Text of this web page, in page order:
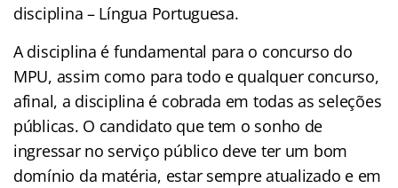
disciplina – Língua Portuguesa.
A disciplina é fundamental para o concurso do
MPU, assim como para todo e qualquer concurso,
afinal, a disciplina é cobrada em todas as seleções
públicas. O candidato que tem o sonho de
ingressar no serviço público deve ter um bom
domínio da matéria, estar sempre atualizado e em